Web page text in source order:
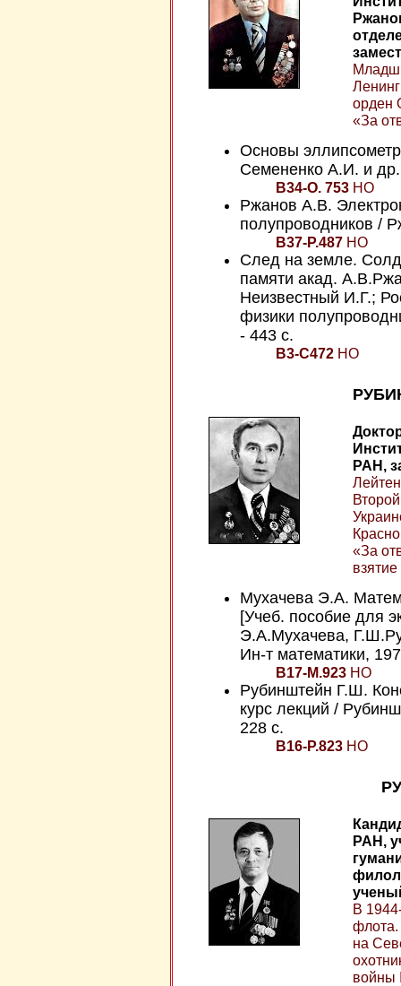
орден
«За
Основы
Семененко А.И. и
В34-О. 753НО
Ржанов А.В.
полупроводников /
В37-Р.487НО
След на земле.
памяти акад.
Неизвестный И.Г.;
физики
- 443 с.
В3-С472НО
РАН,
«За
Мухачева Э.А.
[Учеб. пособие для
Э.А.Мухачева,
Ин-т математики,
В17-М.923НО
Рубинштейн Г.Ш.
курс лекций /
228 с.
В16-Р.823НО
РАН,
В
флота.
на
войны